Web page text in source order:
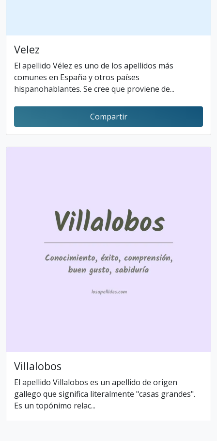
Velez
El apellido Vélez es uno de los apellidos más
comunes en España y otros países
hispanohablantes. Se cree que proviene de...
Compartir
Villalobos
El apellido Villalobos es un apellido de origen
gallego que significa literalmente "casas grandes".
Es un topónimo relac...